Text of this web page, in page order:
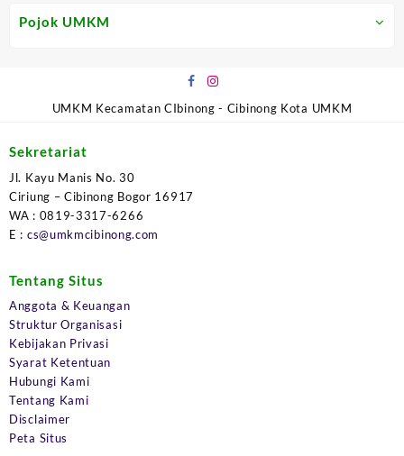
Pojok UMKM
UMKM Kecamatan CIbinong - Cibinong Kota UMKM
Sekretariat
Jl. Kayu Manis No. 30
Ciriung – Cibinong Bogor 16917
WA : 0819-3317-6266
E : cs@umkmcibinong.com
Tentang Situs
Anggota & Keuangan
Struktur Organisasi
Kebijakan Privasi
Syarat Ketentuan
Hubungi Kami
Tentang Kami
Disclaimer
Peta Situs